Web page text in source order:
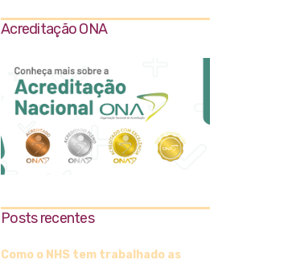
Acreditação ONA
Posts recentes
Como o NHS tem trabalhado as